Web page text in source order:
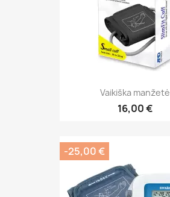
Vaikiška manžetė
16,00 €
-25,00 €